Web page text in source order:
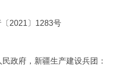
2021〕1283号
政府，新疆生产建设兵团：